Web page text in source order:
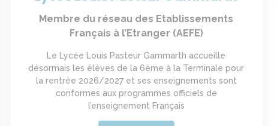
Membre du réseau des Etablissements
Français à l’Etranger (AEFE)
Le Lycée Louis Pasteur Gammarth accueille
désormais les élèves de la 6ème à la Terminale pour
la rentrée 2026/2027 et ses enseignements sont
conformes aux programmes officiels de
l’enseignement Français